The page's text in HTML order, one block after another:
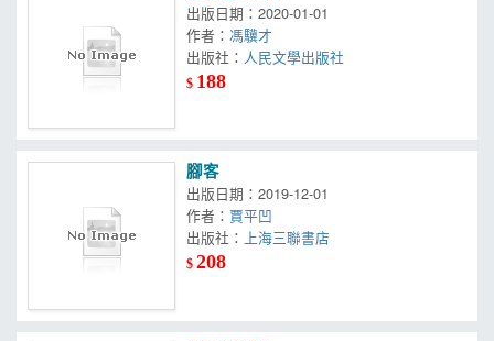
出版日期：2020-01-01
作者：馮驥才
出版社： 人民文學出版社
$ 188
腳客
出版日期：2019-12-01
作者：賈平凹
出版社： 上海三聯書店
$208